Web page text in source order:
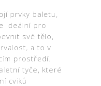
prvky baletu,
ideální pro
své tělo,
a to v
prostředí.
tyče, které
cviků